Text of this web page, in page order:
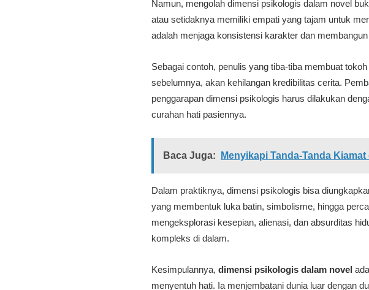
Namun, mengolah dimensi psikologis dalam novel
atau setidaknya memiliki empati yang tajam untuk
adalah menjaga konsistensi karakter dan
Sebagai contoh, penulis yang tiba-tiba membuat
sebelumnya, akan kehilangan kredibilitas cerita.
penggarapan dimensi psikologis harus dilakukan
curahan hati pasiennya.
Baca Juga: Menyikapi Tanda-Tanda
Dalam praktiknya, dimensi psikologis bisa
yang membentuk luka batin, simbolisme, hingga
mengeksplorasi kesepian, alienasi, dan absurditas
kompleks di dalam.
Kesimpulannya, dimensi psikologis dalam novel
menyentuh hati. Ia menjembatani dunia luar dengan